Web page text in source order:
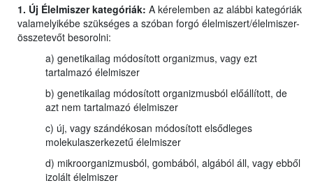
1. Új Élelmiszer kategóriák: A kérelemben az alábbi kategóriák
valamelyikébe szükséges a szóban forgó élelmiszert/élelmiszer-
összetevőt besorolni:
a) genetikailag módosított organizmus, vagy ezt
tartalmazó élelmiszer
b) genetikailag módosított organizmusból előállított, de
azt nem tartalmazó élelmiszer
c) új, vagy szándékosan módosított elsődleges
molekulaszerkezetű élelmiszer
d) mikroorganizmusból, gombából, algából áll, vagy ebből
izolált élelmiszer